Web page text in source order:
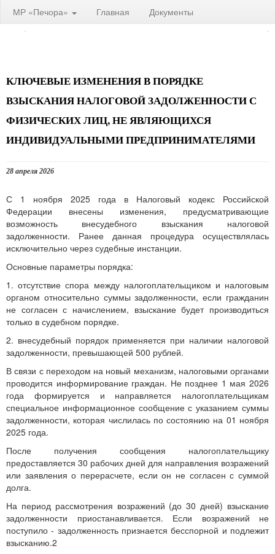
МР «Печора» Главная Документы
КЛЮЧЕВЫЕ ИЗМЕНЕНИЯ В ПОРЯДКЕ
ВЗЫСКАНИЯ НАЛОГОВОЙ ЗАДОЛЖЕННОСТИ С
ФИЗИЧЕСКИХ ЛИЦ, НЕ ЯВЛЯЮЩИХСЯ
ИНДИВИДУАЛЬНЫМИ ПРЕДПРИНИМАТЕЛЯМИ
28 апреля 2026
С 1 ноября 2025 года в Налоговый кодекс Российской
Федерации внесены изменения, предусматривающие
возможность внесудебного взыскания налоговой
задолженности. Ранее данная процедура осуществлялась
исключительно через судебные инстанции.
Основные параметры порядка:
1. отсутствие спора между налогоплательщиком и налоговым
органом относительно суммы задолженности, если гражданин
не согласен с начислением, взыскание будет производиться
только в судебном порядке.
2. внесудебный порядок применяется при наличии налоговой
задолженности, превышающей 500 рублей.
В связи с переходом на новый механизм, налоговыми органами
проводится информирование граждан. Не позднее 1 мая 2026
года формируется и направляется налогоплательщикам
специальное информационное сообщение с указанием суммы
задолженности, которая числилась по состоянию на 01 ноября
2025 года.
После получения сообщения налогоплательщику
предоставляется 30 рабочих дней для направления возражений
или заявления о перерасчете, если он не согласен с суммой
долга.
На период рассмотрения возражений (до 30 дней) взыскание
задолженности приостанавливается. Если возражений не
поступило - задолженность признается бесспорной и подлежит
взысканию.2